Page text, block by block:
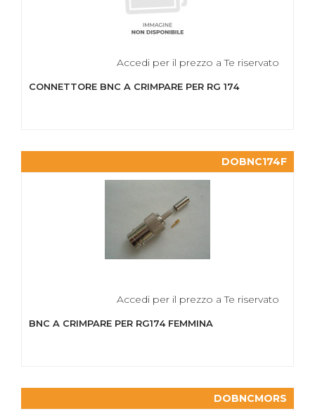
Accedi per il prezzo a Te riservato
CONNETTORE BNC A CRIMPARE PER RG 174
DOBNC174F
Accedi per il prezzo a Te riservato
BNC A CRIMPARE PER RG174 FEMMINA
DOBNCMORS